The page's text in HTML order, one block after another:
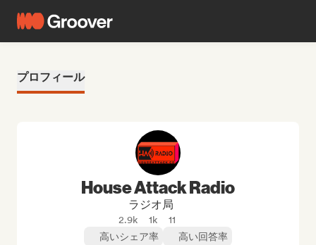
プロフィール
House Attack Radio
ラジオ局
2.9k 1k
11
高いシェア率
高い回答率